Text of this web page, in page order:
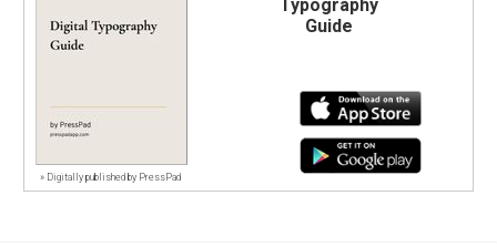
» Digitally published by PressPad
Typography
Guide